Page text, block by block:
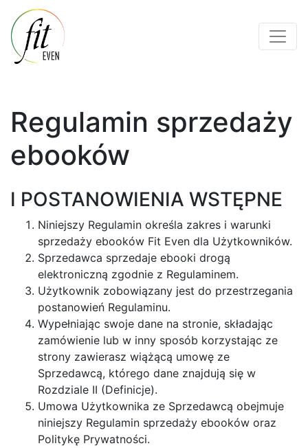
Regulamin sprzedaży
ebooków
I POSTANOWIENIA WSTĘPNE
Niniejszy Regulamin określa zakres i warunki
sprzedaży ebooków Fit Even dla Użytkowników.
Sprzedawca sprzedaje ebooki drogą
elektroniczną zgodnie z Regulaminem.
Użytkownik zobowiązany jest do przestrzegania
postanowień Regulaminu.
Wypełniając swoje dane na stronie, składając
zamówienie lub w inny sposób korzystając ze
strony zawierasz wiążącą umowę ze
Sprzedawcą, którego dane znajdują się w
Rozdziale II (Definicje).
Umowa Użytkownika ze Sprzedawcą obejmuje
niniejszy Regulamin sprzedaży ebooków oraz
Politykę Prywatności.